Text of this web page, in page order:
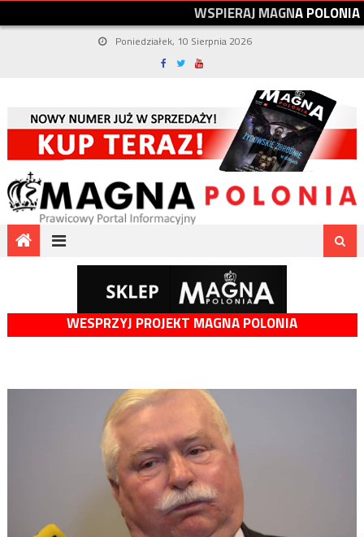
WSPIERAJMAGNAPOLONIA
Poniedziałek, 10 Sierpnia 2026
WESPRZYJ PROJEKT MAGNA POLONIA